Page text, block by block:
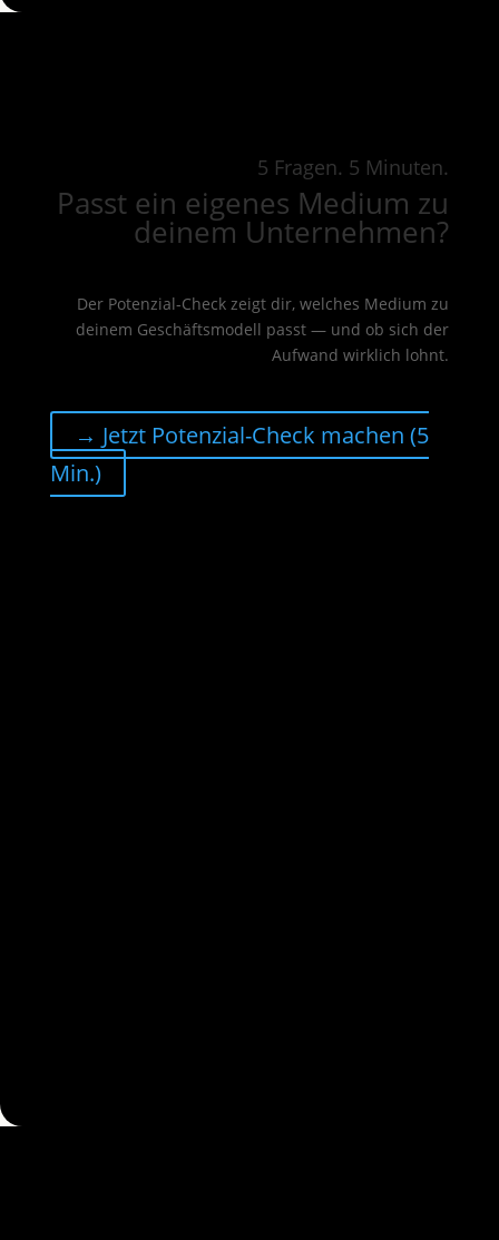
5 Fragen. 5 Minuten.
Passt ein eigenes Medium zu
deinem Unternehmen?
Der Potenzial-Check zeigt dir, welches Medium zu
deinem Geschäftsmodell passt — und ob sich der
Aufwand wirklich lohnt.
→ Jetzt Potenzial-Check machen (5
Min.)